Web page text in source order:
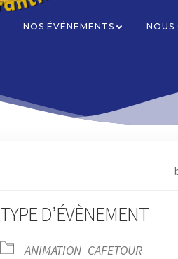
NOS ÉVÉNEMENTS NOUS
TYPE D’ÉVÈNEMENT
ANIMATION CAFETOUR